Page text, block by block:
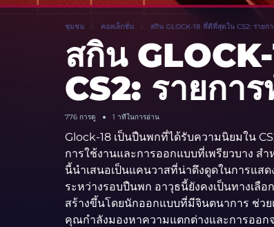
ชุมชน คอลเล็กชั่น สกิน GLOCK-18 ที่ดีที่สุดใน CS2: รายก
สกิน
CS2: รายกา
776การดู 1 าทีในการอ่าน
Glock-18 เป็นปืนพกที่ได้รับความนิยมใน
การใช้งานและการออกแบบที่เพรียวบาง ส
นี้นำเสนอเป็นแคนวาสที่น่าดึงดูดในการแสด
ระหว่างรอบปืนพก อาวุธนี้ยังคงเป็นทางเ
สร้างขึ้นโดยนักออกแบบที่มีจินตนาการ ช่ว
คุณกำลังมองหาความแตกต่างและการออก